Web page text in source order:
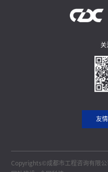
关
友
Copyrights©成都市工程咨询有限公